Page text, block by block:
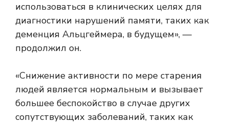
использоваться в клинических целях для
диагностики нарушений памяти, таких как
деменция Альцгеймера, в будущем», —
продолжил он.
«Снижение активности по мере старения
людей является нормальным и вызывает
большее беспокойство в случае других
сопутствующих заболеваний, таких как